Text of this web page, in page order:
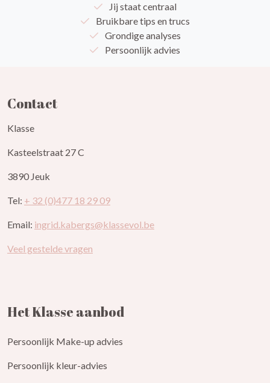
Jij staat centraal
Bruikbare tips en trucs
Grondige analyses
Persoonlijk advies
Contact
Klasse
Kasteelstraat 27 C
3890 Jeuk
Tel: + 32 (0)477 18 29 09
Email: ingrid.kabergs@klassevol.be
Veel gestelde vragen
Het Klasse aanbod
Persoonlijk Make-up advies
Persoonlijk kleur-advies